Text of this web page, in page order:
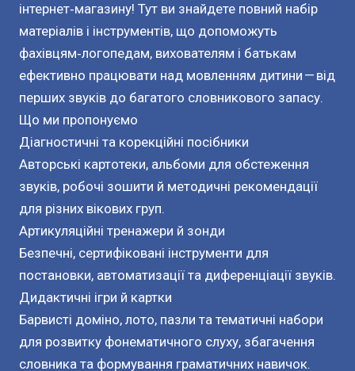
інтернет‑магазину! Тут ви знайдете повний набір
матеріалів і інструментів, що допоможуть
фахівцям‑логопедам, вихователям і батькам
ефективно працювати над мовленням дитини — від
перших звуків до багатого словникового запасу.
Що ми пропонуємо
Діагностичні та корекційні посібники
Авторські картотеки, альбоми для обстеження
звуків, робочі зошити й методичні рекомендації
для різних вікових груп.
Артикуляційні тренажери й зонди
Безпечні, сертифіковані інструменти для
постановки, автоматизації та диференціації звуків.
Дидактичні ігри й картки
Барвисті доміно, лото, пазли та тематичні набори
для розвитку фонематичного слуху, збагачення
словника та формування граматичних навичок.